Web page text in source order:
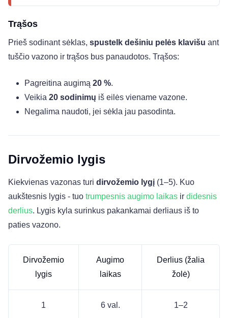
Trąšos
Prieš sodinant sėklas, spustelk dešiniu pelės klavišu ant
tuščio vazono ir trąšos bus panaudotos. Trąšos:
Pagreitina augimą 20 %.
Veikia 20 sodinimų iš eilės viename vazone.
Negalima naudoti, jei sėkla jau pasodinta.
Dirvožemio lygis
Kiekvienas vazonas turi dirvožemio lygį (1–5). Kuo
aukštesnis lygis - tuo trumpesnis augimo laikas ir didesnis
derlius. Lygis kyla surinkus pakankamai derliaus iš to
paties vazono.
Dirvožemio
lygis
Augimo
laikas
Derlius (žalia
žolė)
1 6 val. 1–2